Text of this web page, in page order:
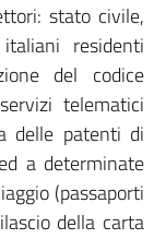
stato civile,
residenti
del codice
telematici
delle patenti di
a determinate
(passaporti
della carta